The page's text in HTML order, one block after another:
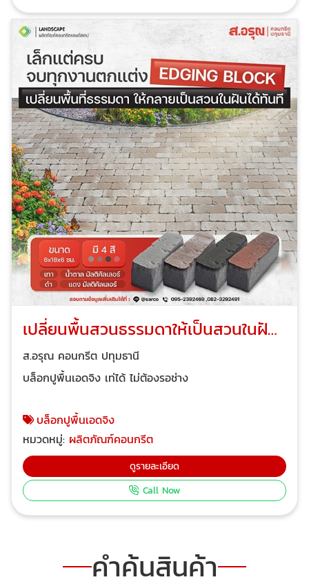
ดูแล ติดตั้งครั้งเดียว แต่ใช้งานได้ยาวนาน ไม่ต้องซ่อมแซม
บ่อย 4 ไอเดียสุดปัง ที่ทั้งง่าย และงบไม่บานปลาย แนะนำ
สายจัดสวนมือใหม่ให้ได้ลองเลือกตกแต่งกัน! สายโมเดิร์น
เรียบเท่ สีเทา ดำ ช่วยความหรูหรา เรียบร้อย ตัดด้วยต้นไม้
สีเขียว ยิ่งมีเสน่ห์ น่าค้นหา สายลอฟท์ ปูนเปลือยดิบๆ คลี
นตา มีสไตล์โดดเด่น ไม่เหมือนใคร สายโคซี่ เน้นความเป็น
ธรรมชาติ มองแล้วเพลินตา สบายใจ สายตามใจตัวเอง จัด
สวนแบบ Custom แล้ววางเป็นขอบทางเดิน สร้าง
บรรยากาศดีๆ ให้กับบริเวณตัวบ้าน และสวนให้ดูเท่มากยิ่ง
ขึ้น ไม่ว่าจะมีพื้นที่ขนาดไหนก็เนรมิตรสวนในฝันได้ สร้าง
พื้นที่พักผ่อนเพิ่ม แบบไม่ต้องกลัวเกินงบด้วย “บล็อกปูพื้น
เอดจิง หาสไตล์ที่ชอบ แล้วมาเพิ่มพื้นที่แห่งความสุขให้ตัว
เอง และคนที่รักด้วยการใช้บล็อกปูพื้นเอดจิง ที่คุ้มค่าที่สุดใน
ปี 2026
เปลี่ยนพื้นสวนธรรมดาให้เป็นสวนในฝัน
ด้วย Edging Block
ส.อรุณ คอนกรีต ปทุมธานี
บล็อกปูพื้นเอดจิง เท่ได้ ไม่ต้องรอช่าง
บล็อกปูพื้นเอดจิง
หมวดหมู่: ผลิตภัณฑ์คอนกรีต
ดูรายละเอียด
Call Now
คำค้นสินค้า